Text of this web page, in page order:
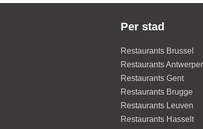
Per stad
Restaurants Brussel
Restaurants
Restaurants Gent
Restaurants Brugge
Restaurants Leuven
Restaurants Hasselt